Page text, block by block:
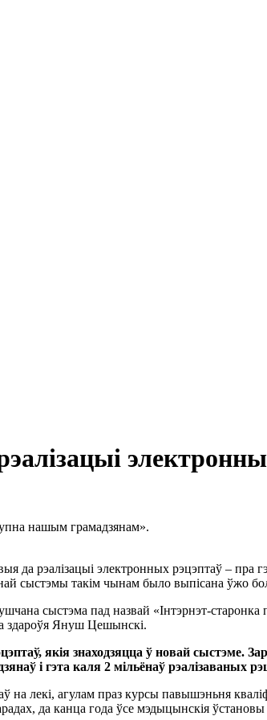
нашым грамадзянам».
да рэалізацыі электронных рэцэптаў – пра
сыстэмы такім чынам было выпісана ўжо
сыстэма пад назвай «Інтэрнэт-
здароўя Януш Цешынскі.
якія знаходзяцца ў новай сыстэме.
і гэта каля 2 мільёнаў рэалізаваных
на лекі, агулам праз курсы павышэньня
да канца года ўсе мэдыцынскія